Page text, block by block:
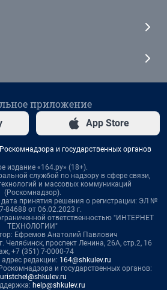
приложение
App Store
и государственных органов
издание «164.ру» (18+).
службой по надзору в сфере связи,
и массовых коммуникаций
(Роскомнадзор).
принятия решения о регистрации: ЭЛ №
84688 от 06.02.2023 г.
ответственностью "ИНТЕРНЕТ
ТЕХНОЛОГИИ"
Ефремов Анатолий Павлович
Челябинск, проспект Ленина, 26А, стр.2, 16
+7 (351) 7-0000-74
редакции: 164@shkulev.ru
и государственных органов:
help@shkulev.ru